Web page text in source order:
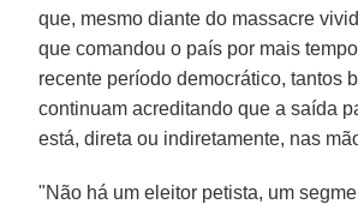
que, mesmo diante do massacre
que comandou o país por mais
recente período democrático, tantos
continuam acreditando que a saída
está, direta ou indiretamente, nas
"Não há um eleitor petista, um